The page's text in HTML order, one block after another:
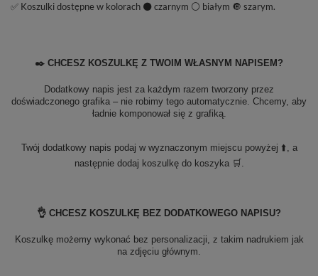
✅ Koszulki dostępne w kolorach ⚫ czarnym ⚪ białym 🔘 szarym.
✒️ CHCESZ KOSZULKĘ Z TWOIM WŁASNYM NAPISEM?
Dodatkowy napis jest za każdym razem tworzony przez
doświadczonego grafika – nie robimy tego automatycznie. Chcemy, aby
ładnie komponował się z grafiką.
Twój dodatkowy napis podaj w wyznaczonym miejscu powyżej ⬆️, a
następnie dodaj koszulkę do koszyka 🛒.
👌 CHCESZ KOSZULKĘ BEZ DODATKOWEGO NAPISU?
Koszulkę możemy wykonać bez personalizacji, z takim nadrukiem jak
na zdjęciu głównym.